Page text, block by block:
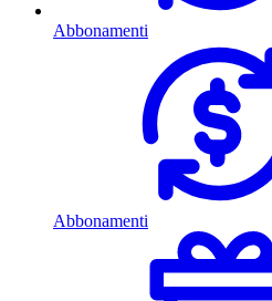
Abbonamenti
Abbonamenti